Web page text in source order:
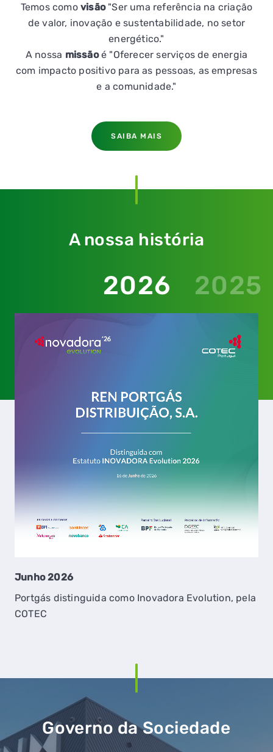
Temos como visão"Ser uma referência na criação
de valor, inovação e sustentabilidade, no setor
energético."
A nossa missãoé "Oferecer serviços de energia
com impacto positivo para as pessoas, as empresas
e a comunidade."
SAIBA MAIS
A nossa história
2026 2025
Junho 2026
Portgás distinguida como Inovadora Evolution, pela
COTEC
Governo da Sociedade